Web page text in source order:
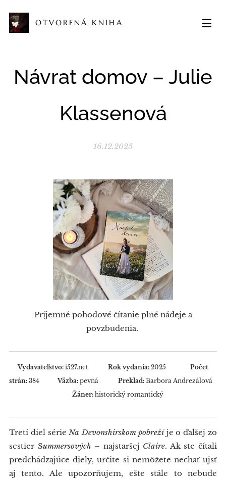
OTVORENÁ KNIHA
Návrat domov – Julie
Klassenová
16.12.2025
Príjemné pohodové čítanie plné nádeje a
povzbudenia.
Vydavateľstvo: i527.net Rok vydania: 2025
Počet
strán: 384Väzba: pevná Preklad: Barbora Andrezálová
Žáner:historický romantický
Tretí diel série Na Devonshirskom pobrežíje o ďalšej zo
sestier Summersových – najstaršej Claire. Ak ste čítali
predchádzajúce diely, určite si nemôžete nechať ujsť
aj tento. Ale upozorňujem, ešte stále to nebude